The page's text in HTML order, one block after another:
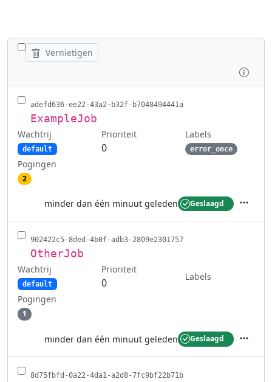
WISSEL ALLE VACATURES AF
Vernietigen
adefd636-ee22-43a2-b32f-b7048494441a
ExampleJob
Wachtrij
default
Prioriteit
0
Labels
error_once
Pogingen
2
minder dan één minuut geleden Geslaagd
902422c5-8ded-4b0f-adb3-2809e2301757
OtherJob
Wachtrij
default
Prioriteit
0
Labels
Pogingen
1
minder dan één minuut geleden Geslaagd
8d75fbfd-0a22-4da1-a2d8-7fc9bf22b71b